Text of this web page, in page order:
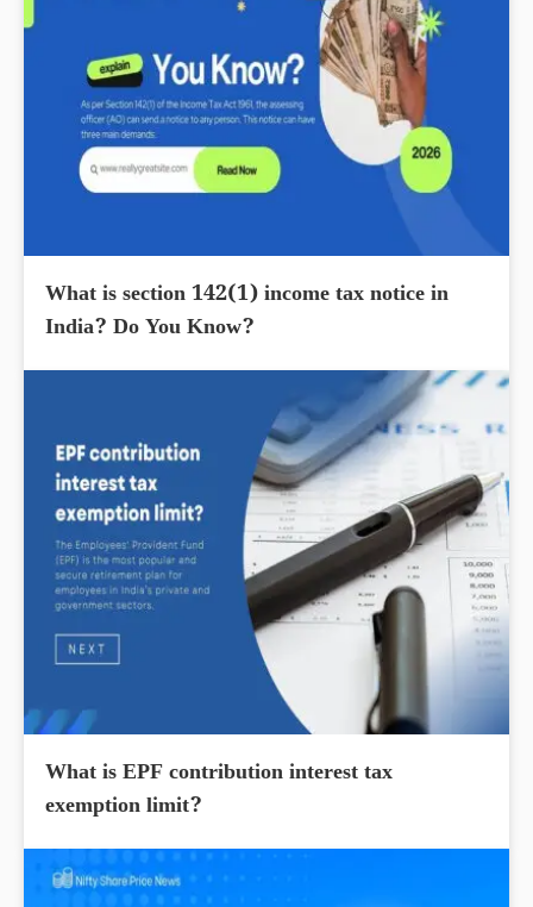
What is section 142(1) income tax notice in
India? Do You Know?
What is EPF contribution interest tax
exemption limit?